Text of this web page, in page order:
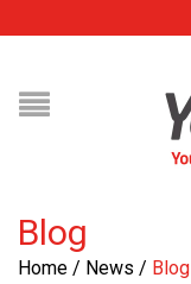
Blog
Home / News / Blog